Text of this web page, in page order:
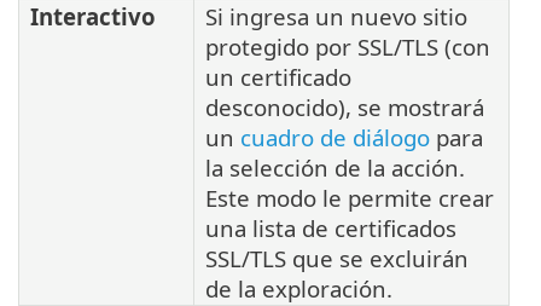
Interactivo
Si ingresa un nuevo sitio
protegido por SSL/TLS (con
un certificado
desconocido), se mostrará
un cuadro de diálogo para
la selección de la acción.
Este modo le permite crear
una lista de certificados
SSL/TLS que se excluirán
de la exploración.